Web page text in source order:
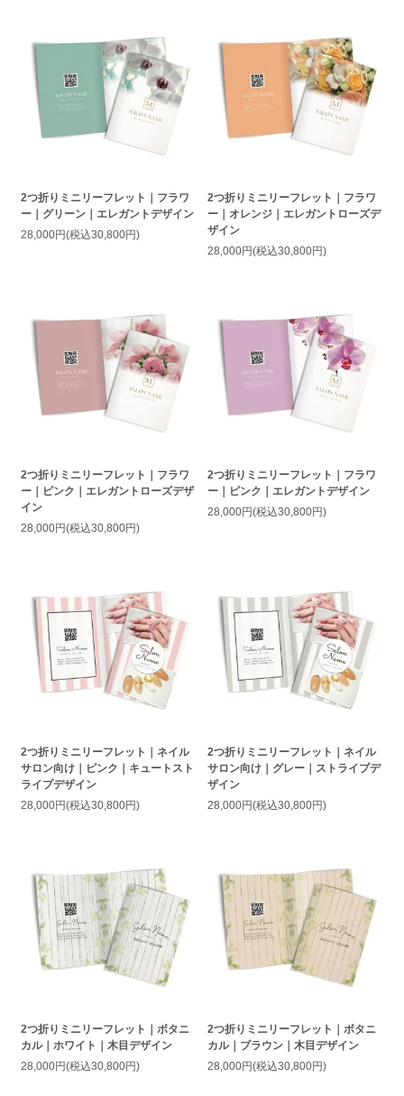
2つ折りミニリーフレット｜フラワ
ー｜グリーン｜エレガントデザイン
28,000円(税込30,800円)
2つ折りミニリーフレット｜フラワ
ー｜オレンジ｜エレガントローズデ
ザイン
28,000円(税込30,800円)
2つ折りミニリーフレット｜フラワ
ー｜ピンク｜エレガントローズデザ
イン
28,000円(税込30,800円)
2つ折りミニリーフレット｜フラワ
ー｜ピンク｜エレガントデザイン
28,000円(税込30,800円)
2つ折りミニリーフレット｜ネイル
サロン向け｜ピンク｜キュートスト
ライプデザイン
28,000円(税込30,800円)
2つ折りミニリーフレット｜ネイル
サロン向け｜グレー｜ストライプデ
ザイン
28,000円(税込30,800円)
2つ折りミニリーフレット｜ボタニ
カル｜ホワイト｜木目デザイン
28,000円(税込30,800円)
2つ折りミニリーフレット｜ボタニ
カル｜ブラウン｜木目デザイン
28,000円(税込30,800円)